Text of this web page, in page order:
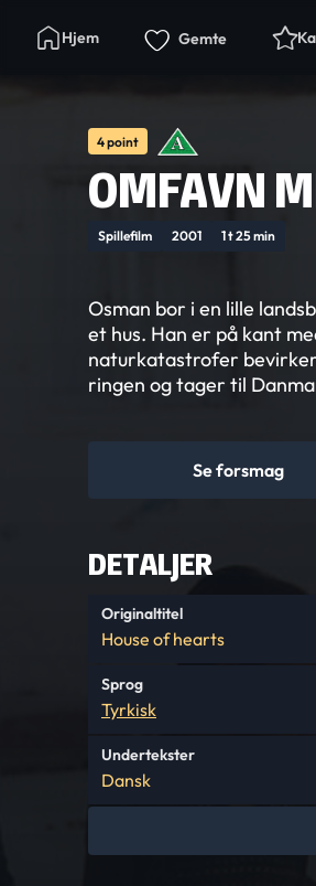
Hjem Gemte
4 point
OMFAVN
Spillefilm 2001 1 t 25 min
Osman bor i en lille
et hus. Han er på kant
naturkatastrofer
ringen og tager til
Se forsmag
DETALJER
Originaltitel
House of hearts
Sprog
Tyrkisk
Undertekster
Dansk